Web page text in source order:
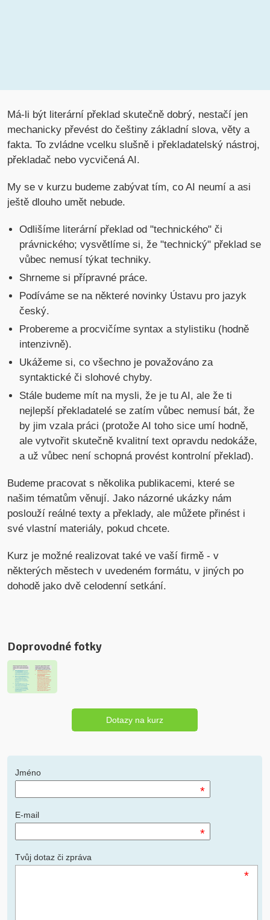
Má-li být literární překlad skutečně dobrý, nestačí jen
mechanicky převést do češtiny základní slova, věty a
fakta. To zvládne vcelku slušně i překladatelský nástroj,
překladač nebo vycvičená AI.
My se v kurzu budeme zabývat tím, co AI neumí a asi
ještě dlouho umět nebude.
Odlišíme literární překlad od "technického" či
právnického; vysvětlíme si, že "technický" překlad se
vůbec nemusí týkat techniky.
Shrneme si přípravné práce.
Podíváme se na některé novinky Ústavu pro jazyk
český.
Probereme a procvičíme syntax a stylistiku (hodně
intenzivně).
Ukážeme si, co všechno je považováno za
syntaktické či slohové chyby.
Stále budeme mít na mysli, že je tu AI, ale že ti
nejlepší překladatelé se zatím vůbec nemusí bát, že
by jim vzala práci (protože AI toho sice umí hodně,
ale vytvořit skutečně kvalitní text opravdu nedokáže,
a už vůbec není schopná provést kontrolní překlad).
Budeme pracovat s několika publikacemi, které se
našim tématům věnují. Jako názorné ukázky nám
poslouží reálné texty a překlady, ale můžete přinést i
své vlastní materiály, pokud chcete.
Kurz je možné realizovat také ve vaší firmě - v
některých městech v uvedeném formátu, v jiných po
dohodě jako dvě celodenní setkání.
Doprovodné fotky
Dotazy na kurz
Jméno
*
E-mail
*
Tvůj dotaz či zpráva
*